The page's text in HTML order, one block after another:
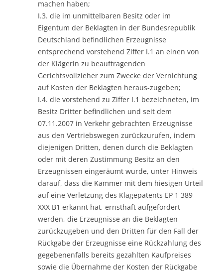
machen haben;
I.3. die im unmittelbaren Besitz oder im
Eigentum der Beklagten in der Bundesrepublik
Deutschland befindlichen Erzeugnisse
entsprechend vorstehend Ziffer I.1 an einen von
der Klägerin zu beauftragenden
Gerichtsvollzieher zum Zwecke der Vernichtung
auf Kosten der Beklagten heraus-zugeben;
I.4. die vorstehend zu Ziffer I.1 bezeichneten, im
Besitz Dritter befindlichen und seit dem
07.11.2007 in Verkehr gebrachten Erzeugnisse
aus den Vertriebswegen zurückzurufen, indem
diejenigen Dritten, denen durch die Beklagten
oder mit deren Zustimmung Besitz an den
Erzeugnissen eingeräumt wurde, unter Hinweis
darauf, dass die Kammer mit dem hiesigen Urteil
auf eine Verletzung des Klagepatents EP 1 389
XXX B1 erkannt hat, ernsthaft aufgefordert
werden, die Erzeugnisse an die Beklagten
zurückzugeben und den Dritten für den Fall der
Rückgabe der Erzeugnisse eine Rückzahlung des
gegebenenfalls bereits gezahlten Kaufpreises
sowie die Übernahme der Kosten der Rückgabe